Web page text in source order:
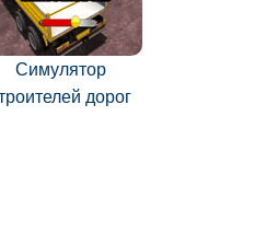
Симулятор
дорог